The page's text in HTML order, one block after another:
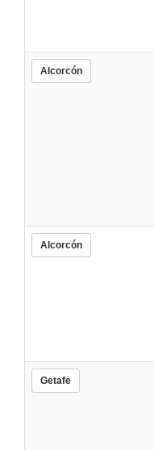
Alcorcón
Alcorcón
Getafe